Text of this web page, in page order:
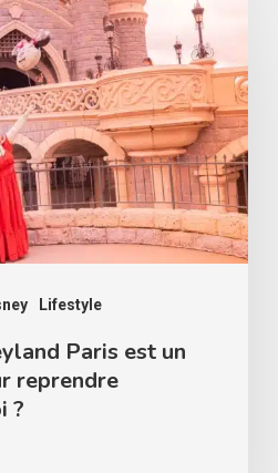
Lifestyle
Paris est un
reprendre
?